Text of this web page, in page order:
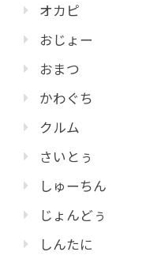
オカピ
おじょー
おまつ
かわぐち
クルム
さいとぅ
しゅーちん
じょんどぅ
しんたに